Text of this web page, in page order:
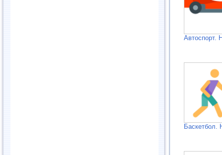
Автоспорт.
Баскетбол.